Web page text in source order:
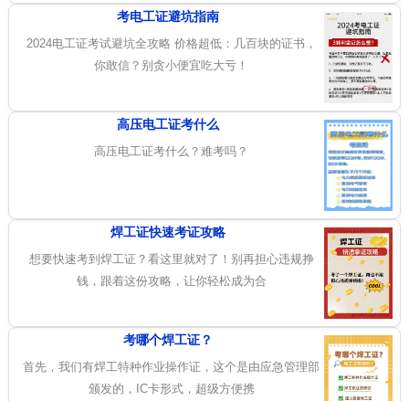
考电工证避坑指南
2024电工证考试避坑全攻略 价格超低：几百块的证书，
你敢信？别贪小便宜吃大亏！
高压电工证考什么
高压电工证考什么？难考吗？
焊工证快速考证攻略
想要快速考到焊工证？看这里就对了！别再担心违规挣
钱，跟着这份攻略，让你轻松成为合
考哪个焊工证？
首先，我们有焊工特种作业操作证，这个是由应急管理部
颁发的，IC卡形式，超级方便携